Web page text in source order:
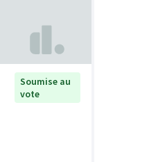
Soumise au
vote